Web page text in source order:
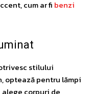
cum ar fi benzi
stilului
optează pentru lămpi
corpuri de